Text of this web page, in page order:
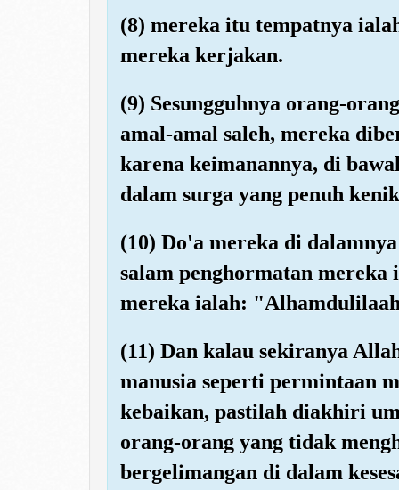
(8) mereka itu tempatnya
mereka kerjakan.
(9) Sesungguhnya orang-
amal-amal saleh, mereka
karena keimanannya, di
dalam surga yang penuh
(10) Do'a mereka di
salam penghormatan
mereka ialah:
(11) Dan kalau sekiranya
manusia seperti permintaan
kebaikan, pastilah diakhiri
orang-orang yang tidak
bergelimangan di dalam